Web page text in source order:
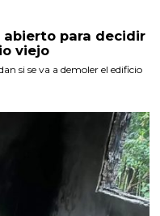
para decidir
viejo
si se va a demoler el edificio